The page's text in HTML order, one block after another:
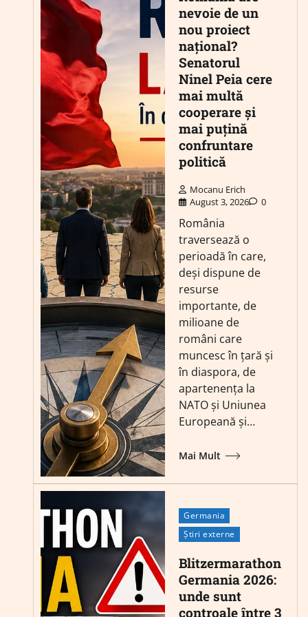
nevoie de un
nou proiect
național?
Senatorul
Ninel Peia cere
mai multă
cooperare și
mai puțină
confruntare
politică
Mocanu Erich
August 3, 2026
0
România
traversează o
perioadă în care,
deși dispune de
resurse
importante, de
milioane de
români care
muncesc în țară și
în diaspora, de
apartenența la
NATO și Uniunea
Europeană și…
Mai Mult
Germania
Știri externe
Blitzermarathon
Germania 2026:
unde sunt
controale între 3